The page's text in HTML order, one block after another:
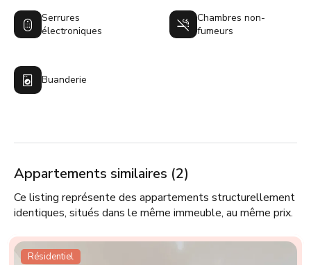
Serrures
électroniques
Chambres non-
fumeurs
Buanderie
Appartements similaires (2)
Ce listing représente des appartements structurellement
identiques, situés dans le même immeuble, au même prix.
Résidentiel